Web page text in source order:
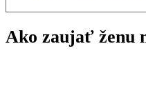
Ako zaujať ženu